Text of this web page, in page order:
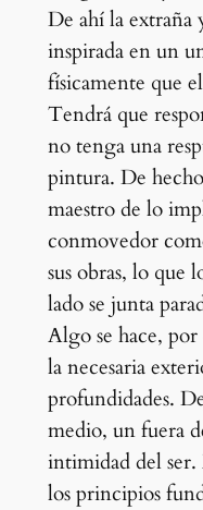
De ahí la extraña
inspirada en un
físicamente que
Tendrá que
no tenga una
pintura. De
maestro de lo
conmovedor
sus obras, lo que
lado se junta
Algo se hace,
la necesaria
profundidades.
medio, un fuera
intimidad del ser.
los principios